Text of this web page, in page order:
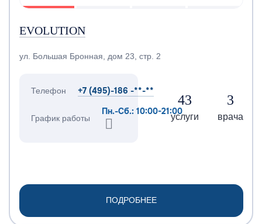
EVOLUTION
ул. Большая Бронная, дом 23, стр. 2
Телефон +7 (495)-186 -**-**
График работы
Пн.-Сб.: 10:00-21:00
43
услуги
3
врача
ПОДРОБНЕЕ